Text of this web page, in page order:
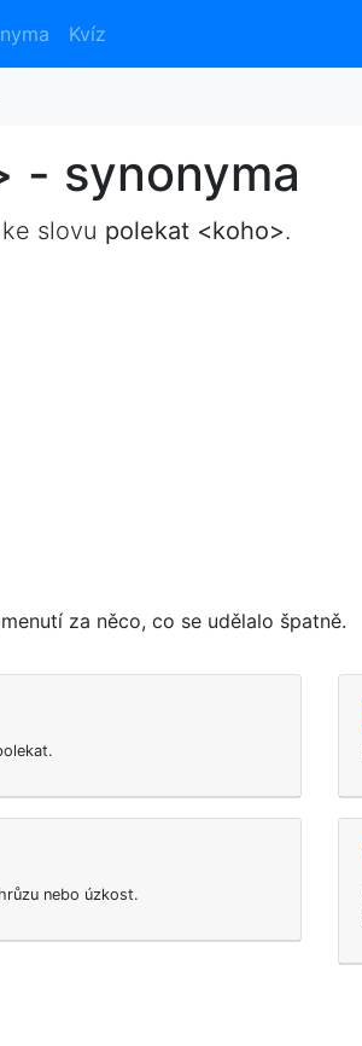
Kvíz
- synonyma
slovu polekat <koho>.
za něco, co se udělalo špatně.
nebo úzkost.